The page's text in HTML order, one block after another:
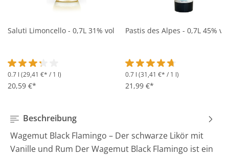
Saluti Limoncello - 0,7L 31% vol
Durchschnittliche Bewertung von 3.2 von 5 Sternen
0.7 l (29,41 €* / 1 l)
20,59 €*
Pastis des Alpes - 0,7L 45% vol
Durchschnittliche
0.7 l (31,41 €* / 1 l)
21,99 €*
Beschreibung
Wagemut Black Flamingo – Der schwarze Likör mit
Vanille und Rum Der Wagemut Black Flamingo ist ein